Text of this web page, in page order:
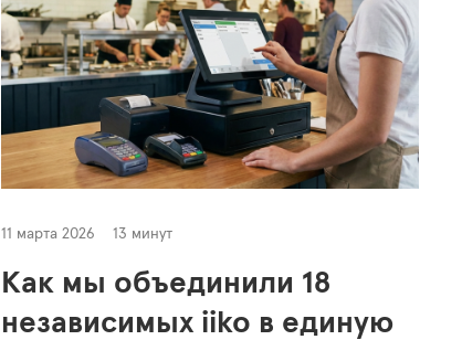
11 марта 2026 13 минут
Как мы объединили 18
независимых iiko в единую